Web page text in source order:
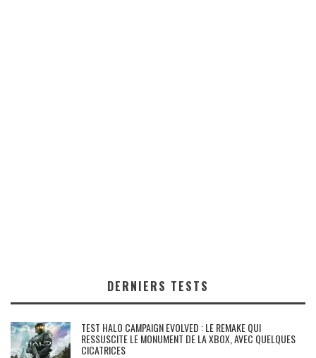
DERNIERS TESTS
TEST HALO CAMPAIGN EVOLVED : LE REMAKE QUI
RESSUSCITE LE MONUMENT DE LA XBOX, AVEC QUELQUES
CICATRICES